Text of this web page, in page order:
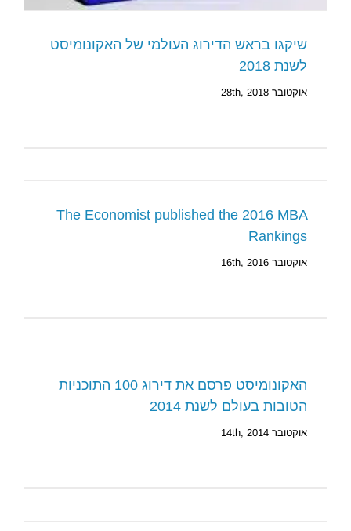
שיקגו בראש הדירוג העולמי של האקונומיסט
לשנת 2018
אוקטובר 28th, 2018
The Economist published the 2016 MBA
Rankings
אוקטובר 16th, 2016
האקונומיסט פרסם את דירוג 100 התוכניות
הטובות בעולם לשנת 2014
אוקטובר 14th, 2014